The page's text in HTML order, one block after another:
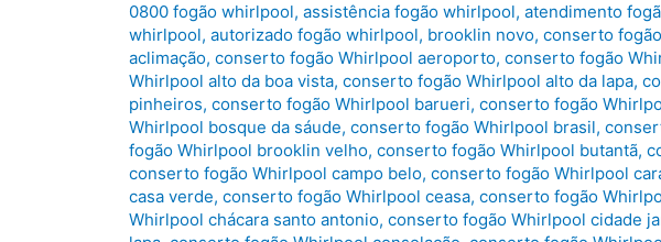
0800 fogão whirlpool, assistência fogão whirlpool, atendimento
whirlpool, autorizado fogão whirlpool, brooklin novo, conserto
aclimação, conserto fogão Whirlpool aeroporto, conserto fogão
Whirlpool alto da boa vista, conserto fogão Whirlpool alto da lapa,
pinheiros, conserto fogão Whirlpool barueri, conserto fogão
Whirlpool bosque da sáude, conserto fogão Whirlpool brasil,
fogão Whirlpool brooklin velho, conserto fogão Whirlpool butantã,
conserto fogão Whirlpool campo belo, conserto fogão Whirlpool
casa verde, conserto fogão Whirlpool ceasa, conserto fogão
Whirlpool chácara santo antonio, conserto fogão Whirlpool cidade